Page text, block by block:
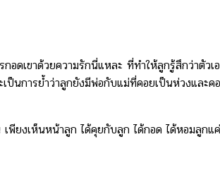
อดเขาด้วยความรักนี่แหละ ที่ทำให้ลูกรู้สึกว่าตั
ป็นการย้ำว่าลูกยังมีพ่อกับแม่ที่คอยเป็นห่วงและคอ
เพียงเห็นหน้าลูก ได้คุยกับลูก ได้กอด ได้หอมลูก